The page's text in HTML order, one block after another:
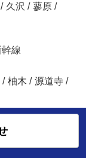
/ 久沢 / 蓼原 /
線
/ 柚木 / 源道寺 /